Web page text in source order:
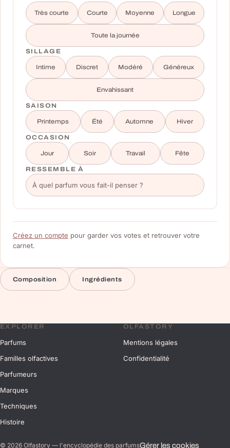
Très courte Courte Moyenne Longue
Toute la journée
SILLAGE
Intime Discret Modéré Généreux
Envahissant
SAISON
Printemps Été Automne Hiver
OCCASION
Jour Soir Travail Fête
RESSEMBLE À
Créez un compte pour garder vos votes et retrouver votre
carnet.
Composition Ingrédients
EXPLORER
Parfums
Familles olfactives
Parfumeurs
Marques
Techniques
Histoire
OLFASTORY
Mentions légales
Confidentialité
© 2026 Olfastory — l'encyclopédie des parfumsGérer les cookies